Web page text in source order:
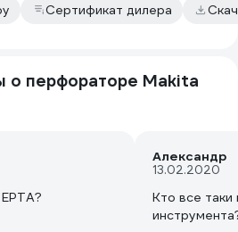
Сертификат дилера
о перфораторе Makita
Александр
13.02.2020
Кто все таки